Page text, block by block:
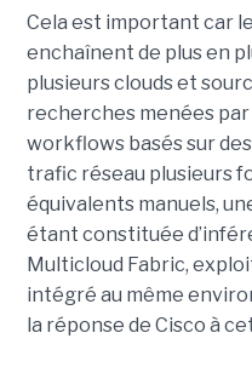
Cela est important car
enchaînent de plus en
plusieurs clouds et
recherches menées
workflows basés sur
trafic réseau plusieurs
équivalents manuels,
étant constituée
Multicloud Fabric,
intégré au même
la réponse de Cisco à